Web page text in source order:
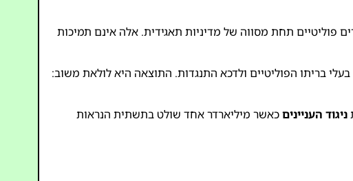
פוליטיים תחת מסווה של מדיניות תאגידית. אלה אינם תמיכות
בריתו הפוליטיים ולדכא התנגדות. התוצאה היא לולאת משוב:
ניגוד הענייניםכאשר מיליארדר אחד שולט בתשתית הנראות